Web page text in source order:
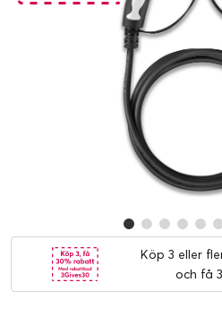
Köp 3 eller
och få